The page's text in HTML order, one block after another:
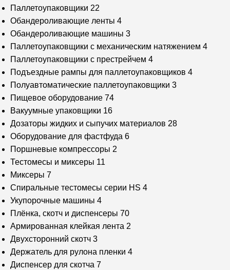
Паллетоупаковщики 22
Обандероливающие ленты 4
Обандероливающие машины 3
Паллетоупаковщики с механическим натяжением 4
Паллетоупаковщики с престрейчем 4
Подъездные рампы для паллетоупаковщиков 4
Полуавтоматические паллетоупаковщики 3
Пищевое оборудование 74
Вакуумные упаковщики 16
Дозаторы жидких и сыпучих материалов 28
Оборудование для фастфуда 6
Поршневые компрессоры 2
Тестомесы и миксеры 11
Миксеры 7
Спиральные тестомесы серии HS 4
Укупорочные машины 4
Плёнка, скотч и диспенсеры 70
Армированная клейкая лента 2
Двухсторонний скотч 3
Держатель для рулона пленки 4
Диспенсер для скотча 7